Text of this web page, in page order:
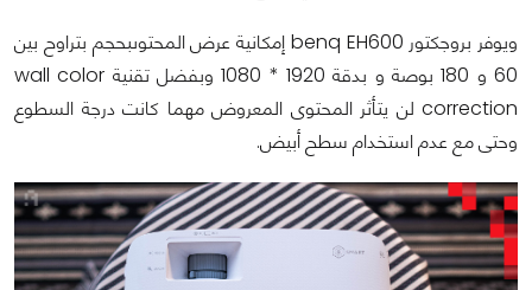
ويوفر بروجكتور benq EH600 إمكانية عرض المحتوىبحجم بتراوح بين
60 و 180 بوصة و بدقة 1920 * 1080 وبفضل تقنية wall color
correction لن يتأثر المحتوى المعروض مهما كانت درجة السطوع
وحتى مع عدم استخدام سطح أبيض.